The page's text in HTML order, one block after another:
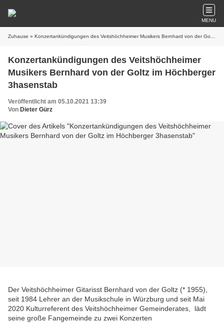
MENU
Zuhause » Konzertankündigungen des Veitshöchheimer Musikers Bernhard von der Goltz im Höchberger 3hasenstab
Konzertankündigungen des Veitshöchheimer
Musikers Bernhard von der Goltz im Höchberger
3hasenstab
Veröffentlicht am 05.10.2021 13:39
Von Dieter Gürz
Der Veitshöchheimer Gitarisst Bernhard von der Goltz (* 1955),
seit 1984 Lehrer an der Musikschule in Würzburg und seit Mai
2020 Kulturreferent des Veitshöchheimer Gemeinderates, lädt
seine große Fangemeinde zu zwei Konzerten